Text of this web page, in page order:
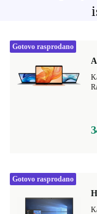
Gotovo rasprodano
Gotovo rasprodano